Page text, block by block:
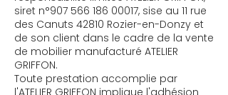
siret n°907 566 186 00017, sise au 11 rue
des Canuts 42810 Rozier-en-Donzy et
de son client dans le cadre de la vente
de mobilier manufacturé ATELIER
GRIFFON.
Toute prestation accomplie par
l'ATELIER GRIFFON implique l'adhésion